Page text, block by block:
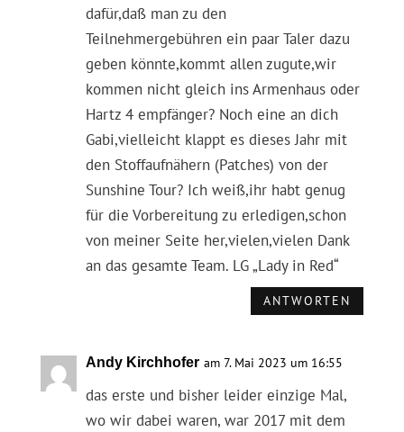
dafür,daß man zu den
Teilnehmergebühren ein paar Taler dazu
geben könnte,kommt allen zugute,wir
kommen nicht gleich ins Armenhaus oder
Hartz 4 empfänger? Noch eine an dich
Gabi,vielleicht klappt es dieses Jahr mit
den Stoffaufnähern (Patches) von der
Sunshine Tour? Ich weiß,ihr habt genug
für die Vorbereitung zu erledigen,schon
von meiner Seite her,vielen,vielen Dank
an das gesamte Team. LG „Lady in Red“
ANTWORTEN
Andy Kirchhofer am 7. Mai 2023 um 16:55
das erste und bisher leider einzige Mal,
wo wir dabei waren, war 2017 mit dem